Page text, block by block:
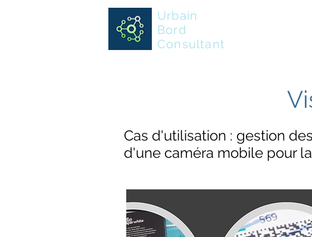
Urbain
Bord
Consultant
Cas d'utilisation : gestion
d'une caméra mobile pour